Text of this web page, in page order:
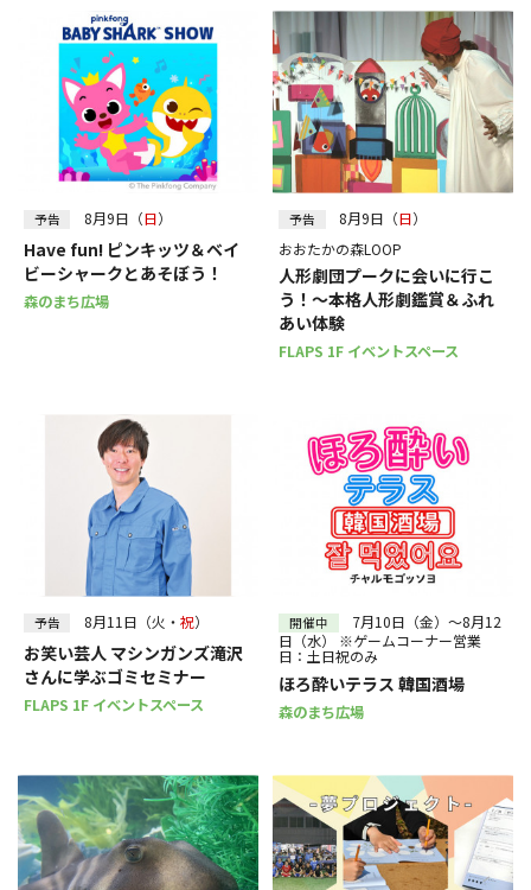
予告 8月9日（日）
Have fun! ピンキッツ＆ベイ
ビーシャークとあそぼう！
森のまち広場
予告 8月9日（日）
おおたかの森LOOP
人形劇団プークに会いに行こ
う！～本格人形劇鑑賞＆ふれ
あい体験
FLAPS 1F イベントスペース
予告 8月11日（火・祝）
お笑い芸人 マシンガンズ滝沢
さんに学ぶゴミセミナー
FLAPS 1F イベントスペース
開催中
7月10日（金）～8月12
日（水） ※ゲームコーナー営業
日：土日祝のみ
ほろ酔いテラス 韓国酒場
森のまち広場